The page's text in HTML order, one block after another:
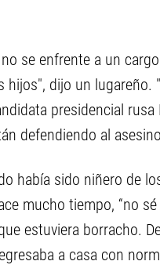
se enfrente a un
dijo un lugareño.
presidencial rusa
defendiendo al
había sido niñero de
mucho tiempo, “no
estuviera borracho.
a casa con